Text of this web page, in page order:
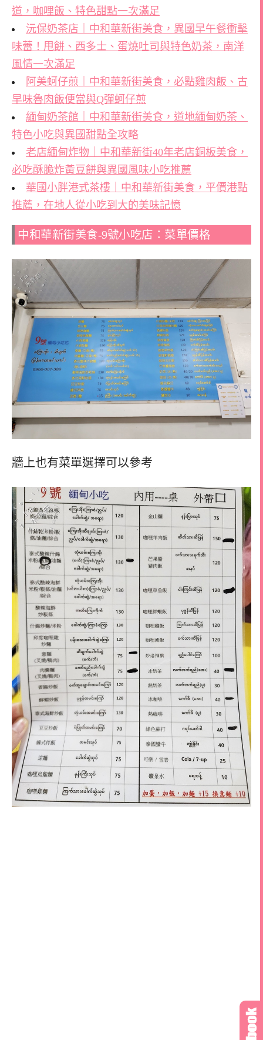
道，咖哩飯、特色甜點一次滿足
沅保奶茶店｜中和華新街美食，異國早午餐衝擊
味蕾！甩餅、西多士、蛋燒吐司與特色奶茶，南洋
風情一次滿足
阿美蚵仔煎｜中和華新街美食，必點雞肉飯、古
早味魯肉飯便當與Q彈蚵仔煎
緬甸奶茶館｜中和華新街美食，道地緬甸奶茶、
特色小吃與異國甜點全攻略
老店緬甸炸物｜中和華新街40年老店銅板美食，
必吃酥脆炸黃豆餅與異國風味小吃推薦
華國小胖港式茶樓｜中和華新街美食，平價港點
推薦，在地人從小吃到大的美味記憶
中和華新街美食-9號小吃店：菜單價格
牆上也有菜單選擇可以參考